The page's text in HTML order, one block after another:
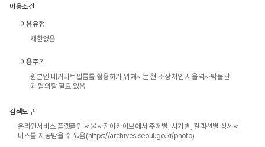
이용조건
이용유형
제한없음
이용주기
원본인 네거티브필름를 활용하기 위해서는 현 소장처인 서울역사박물관
과 협의할 필요 있음
검색도구
온라인서비스 플랫폼인 서울사진아카이브에서 주제별, 시기별, 컬렉션별 상세서
비스를 제공받을 수 있음(https://archives.seoul.go.kr/photo)